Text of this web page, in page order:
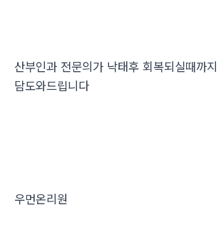
산부인과 전문의가 낙태후 회복되실때까
담도와드립니다
우먼온리원